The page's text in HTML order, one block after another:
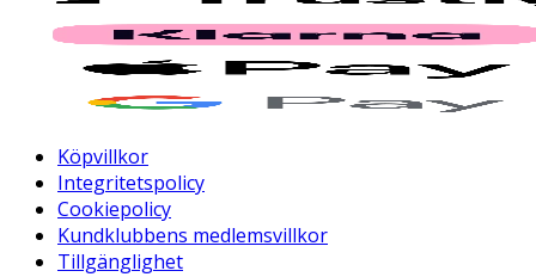
Köpvillkor
Integritetspolicy
Cookiepolicy
Kundklubbens medlemsvillkor
Tillgänglighet